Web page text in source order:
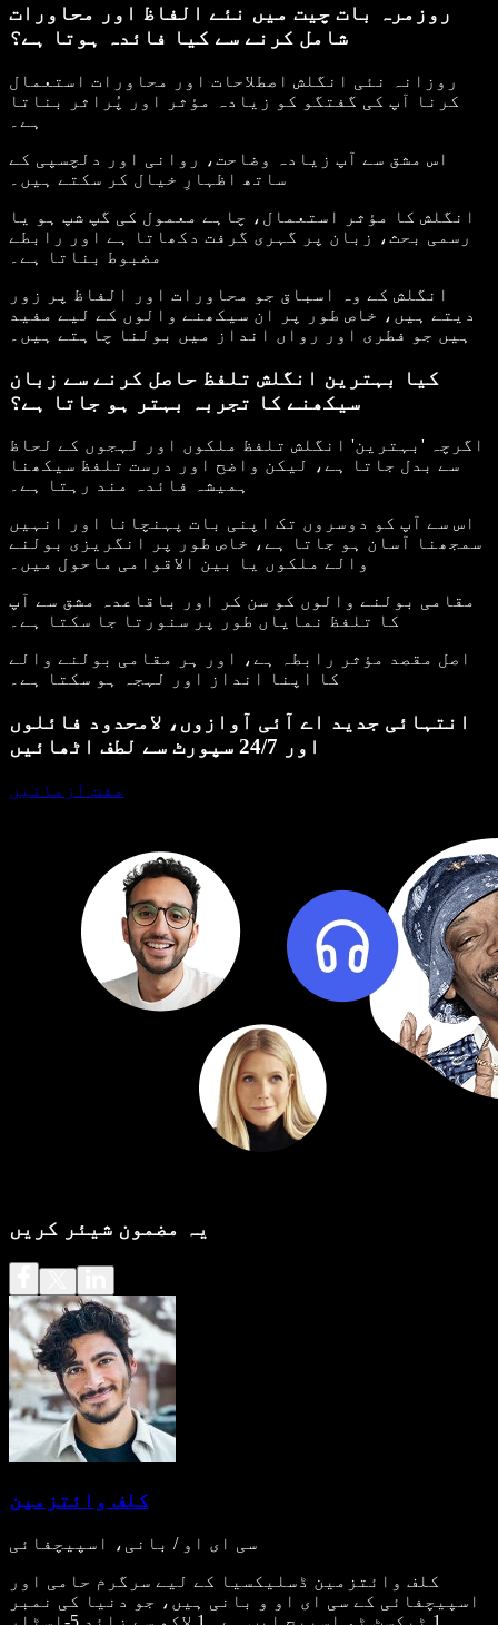
روزمرہ بات چیت میں نئے الفاظ اور محاورات
شامل کرنے سے کیا فائدہ ہوتا ہے؟
روزانہ نئی انگلش اصطلاحات اور محاورات استعمال
کرنا آپ کی گفتگو کو زیادہ مؤثر اور پُراثر بناتا
ہے۔
اس مشق سے آپ زیادہ وضاحت، روانی اور دلچسپی کے
ساتھ اظہارِ خیال کر سکتے ہیں۔
انگلش کا مؤثر استعمال، چاہے معمول کی گپ شپ ہو یا
رسمی بحث، زبان پر گہری گرفت دکھاتا ہے اور رابطے
مضبوط بناتا ہے۔
انگلش کے وہ اسباق جو محاورات اور الفاظ پر زور
دیتے ہیں، خاص طور پر ان سیکھنے والوں کے لیے مفید
ہیں جو فطری اور رواں انداز میں بولنا چاہتے ہیں۔
کیا بہترین انگلش تلفظ حاصل کرنے سے زبان
سیکھنے کا تجربہ بہتر ہو جاتا ہے؟
اگرچہ 'بہترین' انگلش تلفظ ملکوں اور لہجوں کے لحاظ
سے بدل جاتا ہے، لیکن واضح اور درست تلفظ سیکھنا
ہمیشہ فائدہ مند رہتا ہے۔
اس سے آپ کو دوسروں تک اپنی بات پہنچانا اور انہیں
سمجھنا آسان ہو جاتا ہے، خاص طور پر انگریزی بولنے
والے ملکوں یا بین الاقوامی ماحول میں۔
مقامی بولنے والوں کو سن کر اور باقاعدہ مشق سے آپ
کا تلفظ نمایاں طور پر سنورتا جا سکتا ہے۔
اصل مقصد مؤثر رابطہ ہے، اور ہر مقامی بولنے والے
کا اپنا انداز اور لہجہ ہو سکتا ہے۔
انتہائی جدید اے آئی آوازوں، لامحدود فائلوں
اور 24/7 سپورٹ سے لطف اٹھائیں
مفت آزمائیں
یہ مضمون شیئر کریں
کلف وائتزمین
سی ای او / بانی، اسپیچفائی
کلف وائتزمین ڈسلیکسیا کے لیے سرگرم حامی اور
اسپیچفائی کے سی ای او و بانی ہیں، جو دنیا کی نمبر
1 ٹیکسٹ ٹو اسپیچ ایپ ہے۔ 1 لاکھ سے زائد 5-اسٹار